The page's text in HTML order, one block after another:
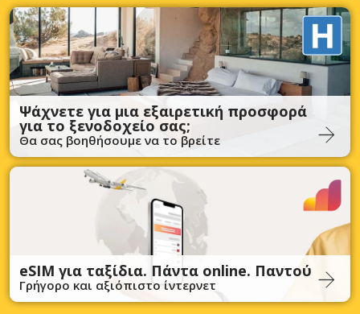
Ψάχνετε για μια εξαιρετική προσφορά
για το ξενοδοχείο σας;
Θα σας βοηθήσουμε να το βρείτε
eSIM για ταξίδια. Πάντα online. Παντού
Γρήγορο και αξιόπιστο ίντερνετ